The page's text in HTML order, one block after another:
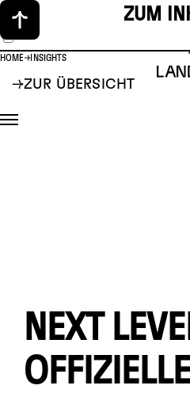
ZUM
HOME INSIGHTS
ZUR ÜBERSICHT
NEXT